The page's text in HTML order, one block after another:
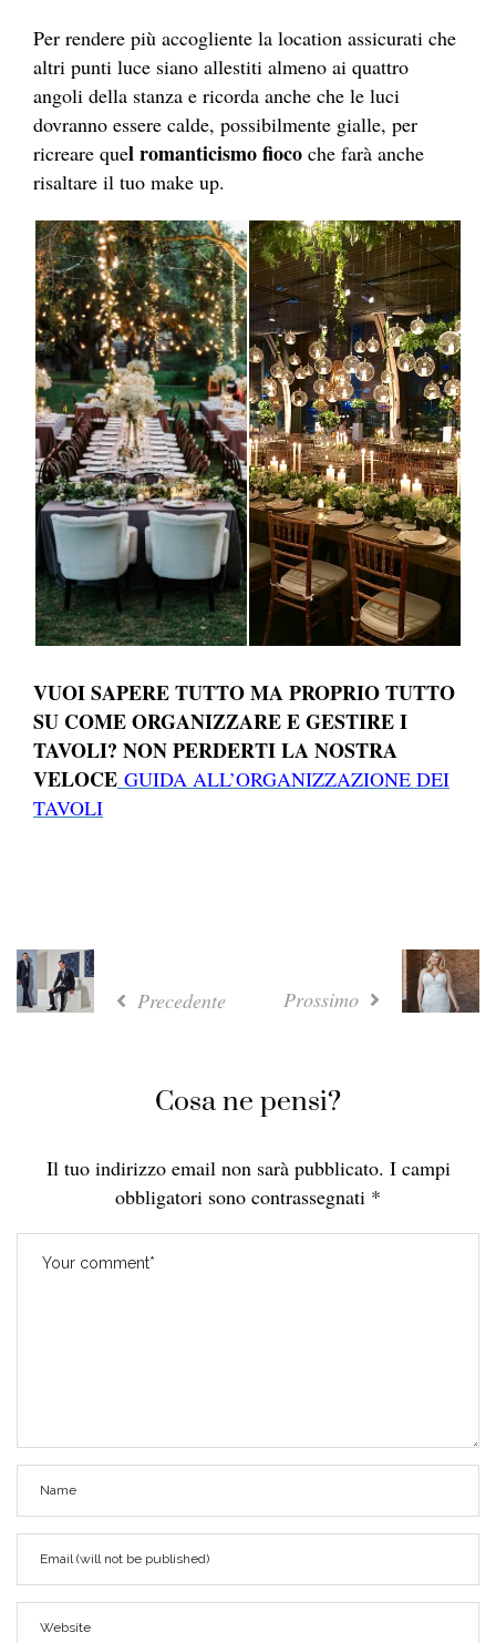
Per rendere più accogliente la location assicurati che
altri punti luce siano allestiti almeno ai quattro
angoli della stanza e ricorda anche che le luci
dovranno essere calde, possibilmente gialle, per
ricreare quel romanticismo fioco che farà anche
risaltare il tuo make up.
VUOI SAPERE TUTTO MA PROPRIO TUTTO
SU COME ORGANIZZARE E GESTIRE I
TAVOLI? NON PERDERTI LA NOSTRA
VELOCE GUIDA ALL’ORGANIZZAZIONE DEI
TAVOLI
Precedente Prossimo
Cosa ne pensi?
Il tuo indirizzo email non sarà pubblicato. I campi
obbligatori sono contrassegnati *